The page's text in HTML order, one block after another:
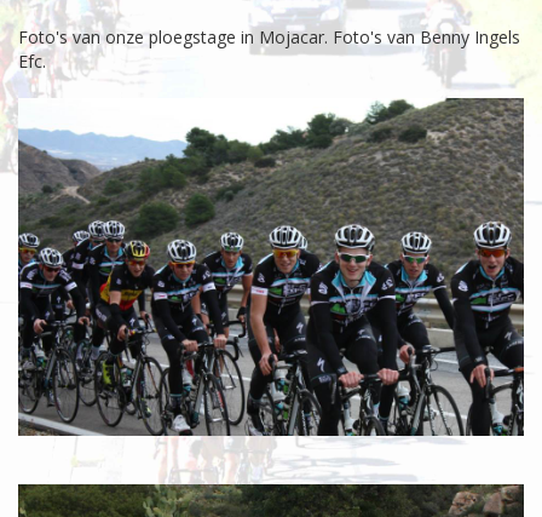
Foto's van onze ploegstage in Mojacar. Foto's van Benny Ingels
Efc.